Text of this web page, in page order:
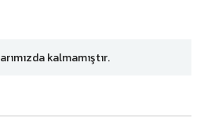
kalmamıştır.